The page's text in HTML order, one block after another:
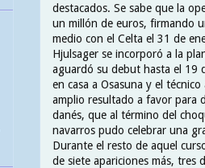
destacados. Se sabe que la
un millón de euros, firmando
medio con el Celta el 31 de
Hjulsager se incorporó a la
aguardó su debut hasta el 19
en casa a Osasuna y el
amplio resultado a favor para
danés, que al término del
navarros pudo celebrar una
Durante el resto de aquel
de siete apariciones más, tres